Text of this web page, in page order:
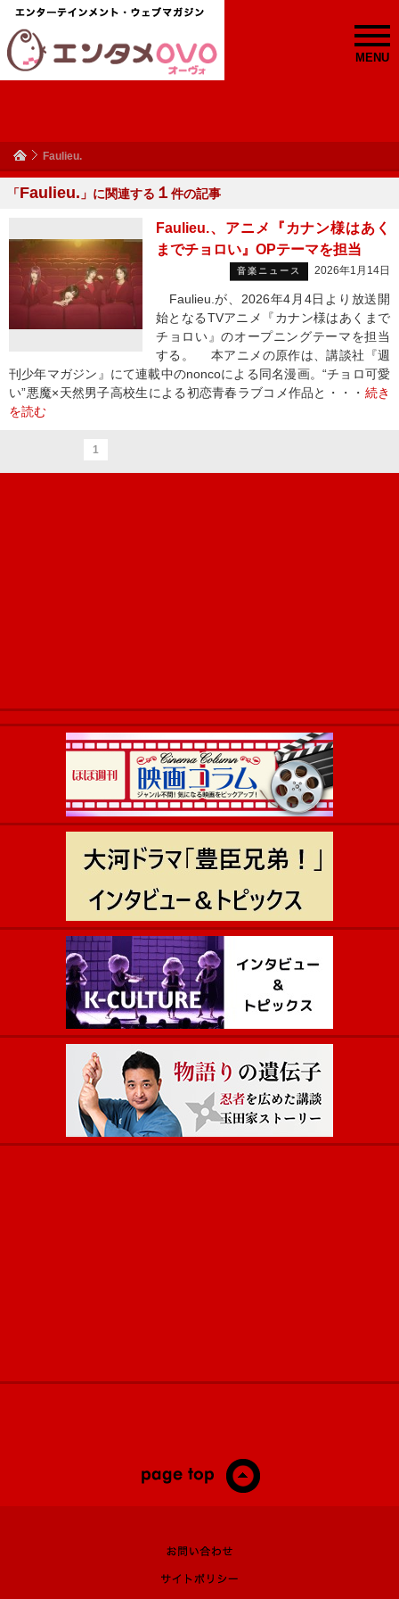
MENU
Faulieu.
「Faulieu. 」に関連する １ 件の記事
Faulieu.、アニメ『カナン様はあく
までチョロい』OPテーマを担当
音楽ニュース 2026年1月14日
Faulieu.が、2026年4月4日より放送開
始となるTVアニメ『カナン様はあくまで
チョロい』のオープニングテーマを担当
する。 本アニメの原作は、講談社『週
刊少年マガジン』にて連載中のnoncoによる同名漫画。“チョロ可愛
い”悪魔×天然男子高校生による初恋青春ラブコメ作品と・・・ 続き
を読む
1